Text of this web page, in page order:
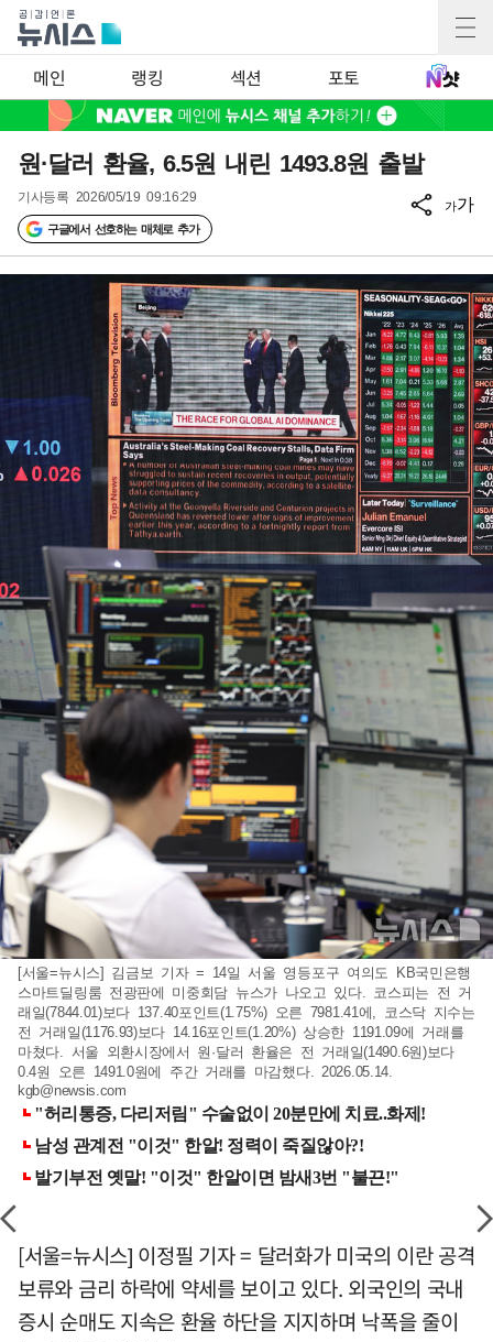
메인 랭킹 섹션 포토
원·달러 환율, 6.5원 내린 1493.8원 출발
기사등록 2026/05/19 09:16:29
구글에서 선호하는 매체로 추가
가가
[서울=뉴시스] 김금보 기자 = 14일 서울 영등포구 여의도 KB국민은행
스마트딜링룸 전광판에 미중회담 뉴스가 나오고 있다. 코스피는 전 거
래일(7844.01)보다 137.40포인트(1.75%) 오른 7981.41에, 코스닥 지수는
전 거래일(1176.93)보다 14.16포인트(1.20%) 상승한 1191.09에 거래를
마쳤다. 서울 외환시장에서 원·달러 환율은 전 거래일(1490.6원)보다
0.4원 오른 1491.0원에 주간 거래를 마감했다. 2026.05.14.
kgb@newsis.com
[서울=뉴시스] 이정필 기자 = 달러화가 미국의 이란 공격
보류와 금리 하락에 약세를 보이고 있다. 외국인의 국내
증시 순매도 지속은 환율 하단을 지지하며 낙폭을 줄이